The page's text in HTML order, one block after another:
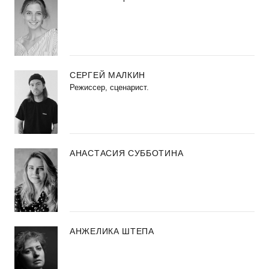
СЕРГЕЙ МАЛКИН
Режиссер, сценарист.
АНАСТАСИЯ СУББОТИНА
АНЖЕЛИКА ШТЕПА